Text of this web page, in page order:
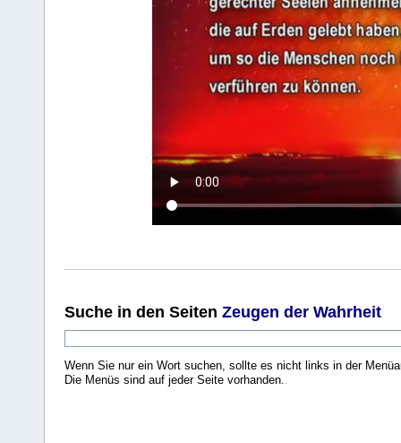
Suche in den Seiten Zeugen der Wahrheit
Wenn Sie nur ein Wort suchen, sollte es nicht links in der
Die Menüs sind auf jeder Seite vorhanden..